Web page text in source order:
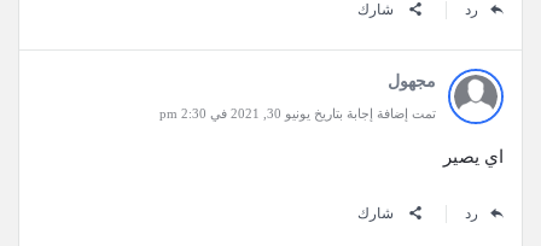
رد شارك
مجهول
تمت إضافة إجابة بتاريخ يونيو 30, 2021 في 2:30 pm
اي يصير
رد شارك